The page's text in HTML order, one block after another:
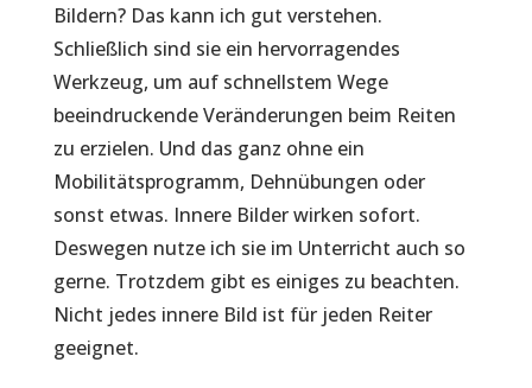
Bildern? Das kann ich gut verstehen.
Schließlich sind sie ein hervorragendes
Werkzeug, um auf schnellstem Wege
beeindruckende Veränderungen beim Reiten
zu erzielen. Und das ganz ohne ein
Mobilitätsprogramm, Dehnübungen oder
sonst etwas. Innere Bilder wirken sofort.
Deswegen nutze ich sie im Unterricht auch so
gerne. Trotzdem gibt es einiges zu beachten.
Nicht jedes innere Bild ist für jeden Reiter
geeignet.